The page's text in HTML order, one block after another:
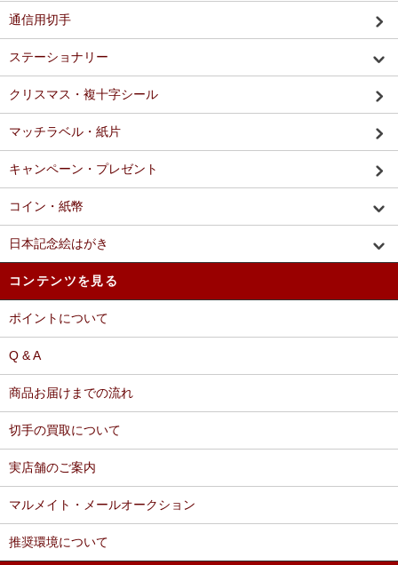
通信用切手
ステーショナリー
クリスマス・複十字シール
マッチラベル・紙片
キャンペーン・プレゼント
コイン・紙幣
日本記念絵はがき
コンテンツを見る
ポイントについて
Q & A
商品お届けまでの流れ
切手の買取について
実店舗のご案内
マルメイト・メールオークション
推奨環境について